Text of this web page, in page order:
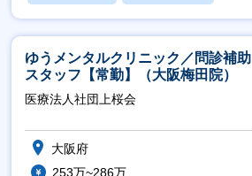
賞与あり
ゆうメンタルクリニック／問診補助
スタッフ【常勤】（大阪梅田院）
医療法人社団上桜会
大阪府
253万~286万